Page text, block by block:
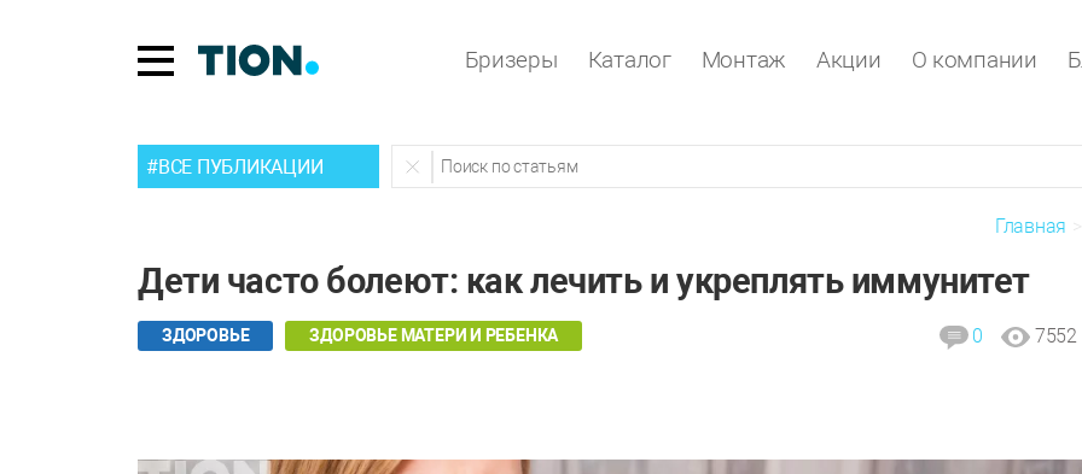
Бризеры Каталог Монтаж Акции О компании
#ВСЕ ПУБЛИКАЦИИ
Главная
Дети часто болеют: как лечить и укреплять иммунитет
ЗДОРОВЬЕ ЗДОРОВЬЕ МАТЕРИ И РЕБЕНКА 0 7552